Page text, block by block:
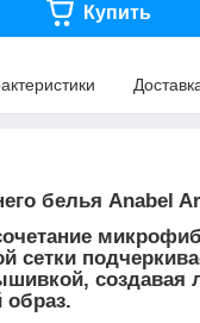
Купить
белья Anabel
сетки
создавая